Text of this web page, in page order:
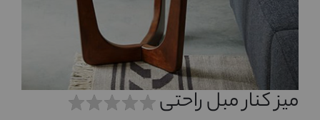
میز کنار مبل راحتی